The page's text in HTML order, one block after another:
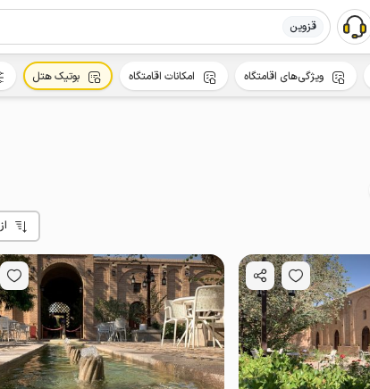
قزوین
ویژگی‌های اقامتگاه امکانات اقامتگاه بوتیک هتل